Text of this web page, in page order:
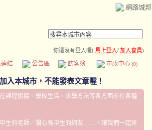
網路城邦
你還沒有登入喔( 馬上登入/ 加入會員)
結 公告區 訪客簿 市政中心 (0)
課程銜接、學校生活、求學方法等各方面亦有各種
生的老師／關心高中生的網友……，讓我們一起來